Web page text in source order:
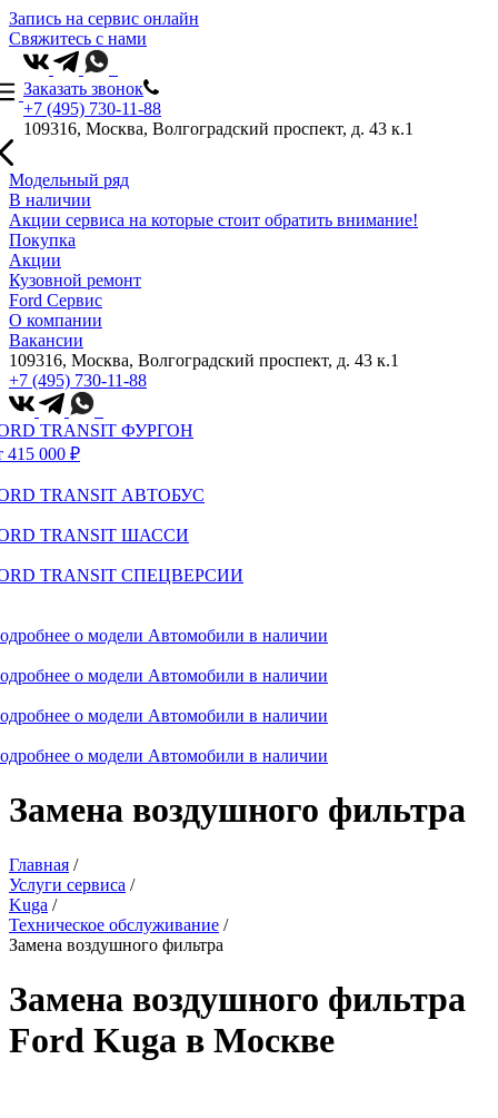
Запись на сервис онлайн
Свяжитесь с нами
Заказать звонок
+7 (495) 730-11-88
109316, Москва, Волгоградский проспект, д. 43 к.1
Модельный ряд
В наличии
Акции сервиса на которые стоит обратить внимание!
Покупка
Акции
Кузовной ремонт
Ford Сервис
О компании
Вакансии
109316, Москва, Волгоградский проспект, д. 43 к.1
+7 (495) 730-11-88
TRANSIT ФУРГОН
415 000 ₽
TRANSIT АВТОБУС
TRANSIT ШАССИ
TRANSIT СПЕЦВЕРСИИ
о модели Автомобили в наличии
о модели Автомобили в наличии
о модели Автомобили в наличии
о модели Автомобили в наличии
Замена воздушного фильтра
Главная /
Услуги сервиса /
Kuga /
Техническое обслуживание /
Замена воздушного фильтра
Замена воздушного фильтра
Ford Kuga в Москве